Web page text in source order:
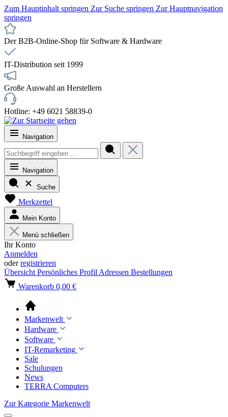
Zum Hauptinhalt springen Zur Suche springen Zur Hauptnavigation
springen
Der B2B-Online-Shop für Software & Hardware
IT-Distribution seit 1999
Große Auswahl an Herstellern
Hotline: +49 6021 58839-0
Navigation
Navigation
Suche
Merkzettel
Mein Konto
Menü schließen
Ihr Konto
Anmelden
oderregistrieren
Übersicht Persönliches Profil Adressen Bestellungen
Warenkorb 0,00 €
Markenwelt
Hardware
Software
IT-Remarketing
Sale
Schulungen
News
TERRA Computers
Zur Kategorie Markenwelt